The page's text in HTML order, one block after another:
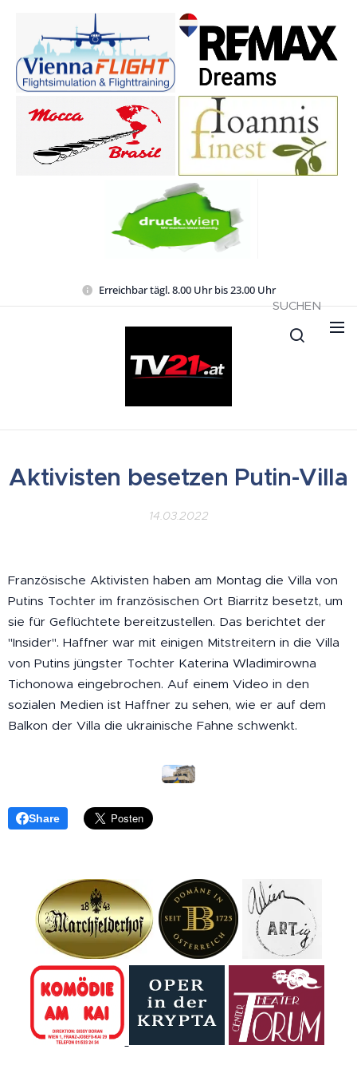
Erreichbar tägl. 8.00 Uhr bis 23.00 Uhr
SUCHEN
Aktivisten besetzen Putin-Villa
14.03.2022
Französische Aktivisten haben am Montag die Villa von
Putins Tochter im französischen Ort Biarritz besetzt, um
sie für Geflüchtete bereitzustellen. Das berichtet der
"Insider". Haffner war mit einigen Mitstreitern in die Villa
von Putins jüngster Tochter Katerina Wladimirowna
Tichonowa eingebrochen. Auf einem Video in den
sozialen Medien ist Haffner zu sehen, wie er auf dem
Balkon der Villa die ukrainische Fahne schwenkt.
Share